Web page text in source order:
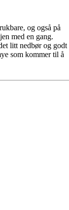
og også på
med en gang.
litt nedbør og godt
som kommer til å